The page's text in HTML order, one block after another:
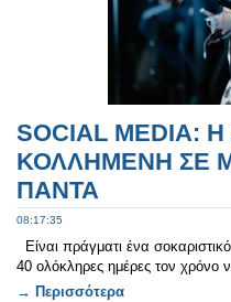
SOCIAL MEDIA:
ΚΟΛΛΗΜΕΝΗ ΣΕ
ΠΑΝΤΑ
08:17:35
Είναι πράγματι ένα
40 ολόκληρες ημέρες τον χρόνο
→ Περισσότερα